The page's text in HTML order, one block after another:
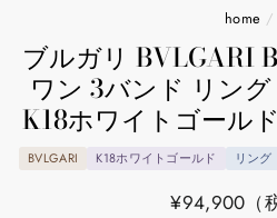
home /
ブルガリ BVLGARI
ワン 3バンド リン
K18ホワイトゴール
BVLGARI K18ホワイトゴールド リング
通
¥94,900 （